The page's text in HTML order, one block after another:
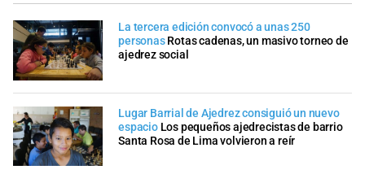
La tercera edición convocó a unas 250
personas Rotas cadenas, un masivo torneo de
ajedrez social
Lugar Barrial de Ajedrez consiguió un nuevo
espacio Los pequeños ajedrecistas de barrio
Santa Rosa de Lima volvieron a reír